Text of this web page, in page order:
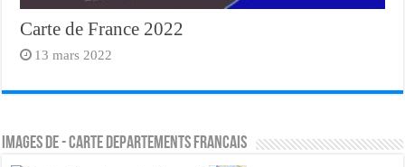
Carte de France 2022
13 mars 2022
Images de - carte departements francais